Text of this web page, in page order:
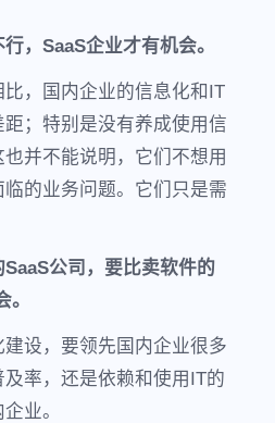
，SaaS企业才有机会。
，国内企业的信息化和IT
；特别是没有养成使用信
并不能说明，它们不想用
的业务问题。它们只是需
公司，要比卖软件的
设，要领先国内企业很多
率，还是依赖和使用IT的
业。